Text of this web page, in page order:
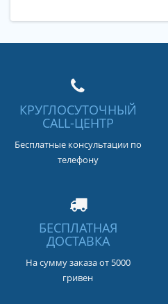
КРУГЛОСУТОЧНЫЙ
CALL-ЦЕНТР
Бесплатные консультации по
телефону
БЕСПЛАТНАЯ
ДОСТАВКА
На сумму заказа от 5000
гривен